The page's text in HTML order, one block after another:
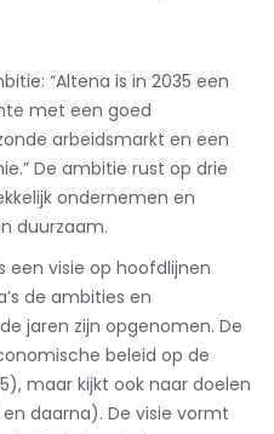
“Altena is in 2035 een
met een goed
arbeidsmarkt en een
De ambitie rust op drie
ondernemen en
duurzaam.
een visie op hoofdlijnen
de ambities en
jaren zijn opgenomen. De
beleid op de
maar kijkt ook naar doelen
daarna). De visie vormt